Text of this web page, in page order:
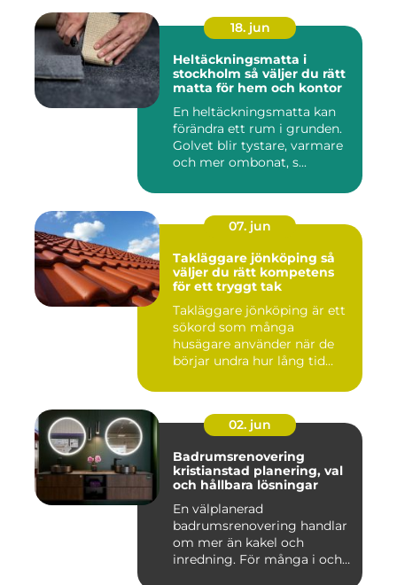
18. jun
Heltäckningsmatta i
stockholm så väljer du rätt
matta för hem och kontor
En heltäckningsmatta kan
förändra ett rum i grunden.
Golvet blir tystare, varmare
och mer ombonat, s...
07. jun
Takläggare jönköping så
väljer du rätt kompetens
för ett tryggt tak
Takläggare jönköping är ett
sökord som många
husägare använder när de
börjar undra hur lång tid
02. jun
Badrumsrenovering
kristianstad planering, val
och hållbara lösningar
En välplanerad
badrumsrenovering handlar
om mer än kakel och
inredning. För många i och